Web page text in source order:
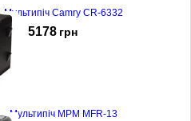
Мультипіч Camry CR-6332
5178 грн
Мультипіч MPM MFR-13